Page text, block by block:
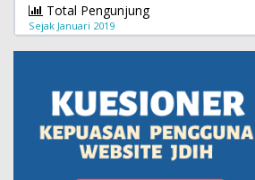
Total Pengunjung
Sejak Januari 2019